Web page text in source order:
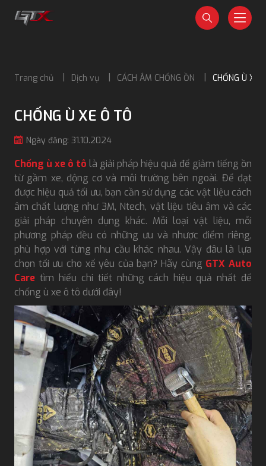
Trang chủ Dịch vụ CÁCH ÂM CHỐNG ỒN CHỐNG Ù XE
CHỐNG Ù XE Ô TÔ
Ngày đăng: 31.10.2024
Chống ù xe ô tô là giải pháp hiệu quả để giảm tiếng ồn
từ gầm xe, động cơ và môi trường bên ngoài. Để đạt
được hiệu quả tối ưu, bạn cần sử dụng các vật liệu cách
âm chất lượng như 3M, Ntech, vật liệu tiêu âm và các
giải pháp chuyên dụng khác. Mỗi loại vật liệu, mỗi
phương pháp đều có những ưu và nhược điểm riêng,
phù hợp với từng nhu cầu khác nhau. Vậy đâu là lựa
chọn tối ưu cho xế yêu của bạn? Hãy cùng GTX Auto
Care tìm hiểu chi tiết những cách hiệu quả nhất để
chống ù xe ô tô dưới đây!